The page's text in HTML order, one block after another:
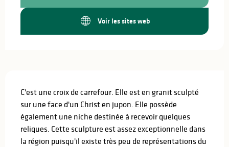
Voir les sites web
C'est une croix de carrefour. Elle est en granit sculpté
sur une face d'un Christ en jupon. Elle possède
également une niche destinée à recevoir quelques
reliques. Cette sculpture est assez exceptionnelle dans
la région puisqu'il existe très peu de représentations du